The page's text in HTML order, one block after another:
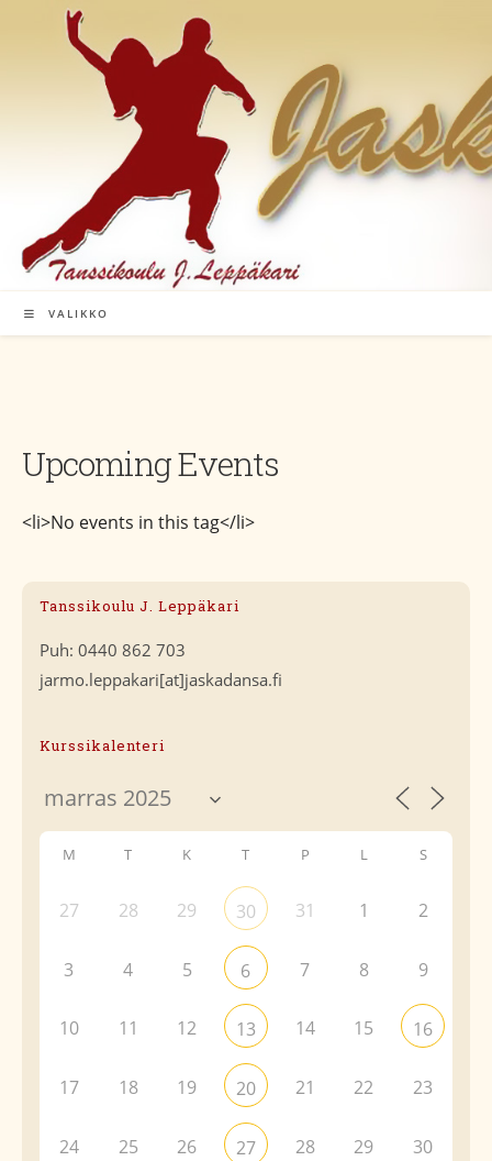
VALIKKO
Upcoming Events
<li>No events in this tag</li>
Tanssikoulu J. Leppäkari
Puh: 0440 862 703
jarmo.leppakari[at]jaskadansa.fi
Kurssikalenteri
M T K T P L S
27 28 29 30 31 1 2
3 4 5 6 7 8 9
10 11 12 13 14 15 16
17 18 19 20 21 22 23
24 25 26 27 28 29 30